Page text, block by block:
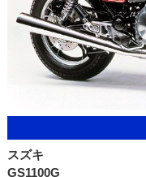
スズキ
GS1100G